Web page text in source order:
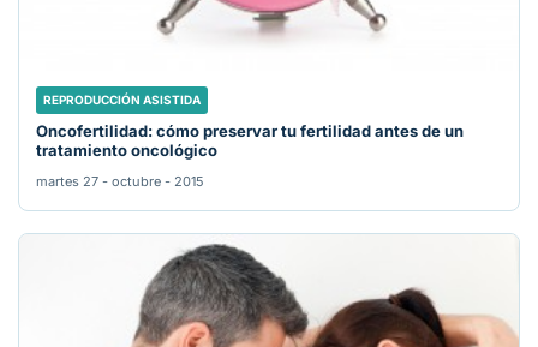
REPRODUCCIÓN ASISTIDA
Oncofertilidad: cómo preservar tu fertilidad antes de un
tratamiento oncológico
martes 27 - octubre - 2015